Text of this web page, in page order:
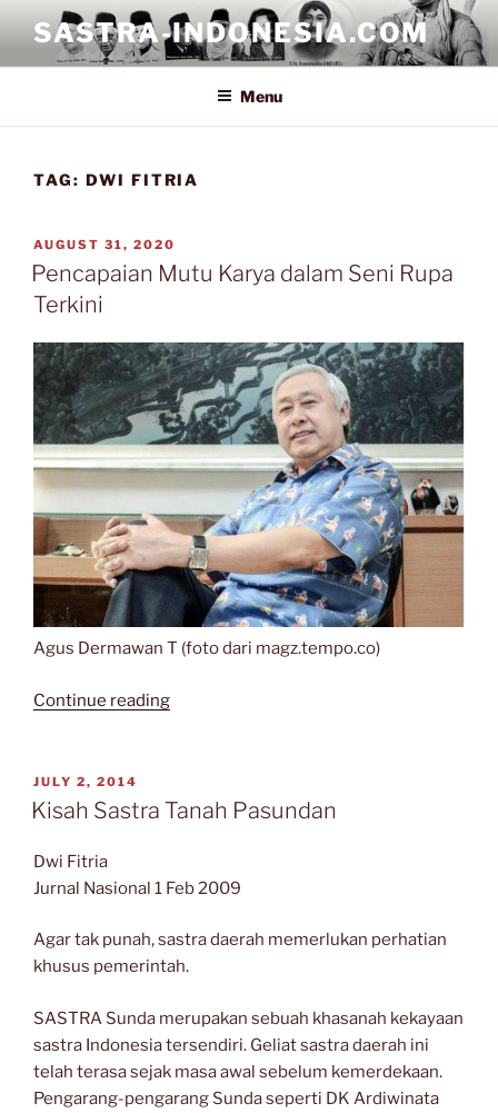
content
SASTRA-INDONESIA.COM
Menu
TAG: DWI FITRIA
POSTED
ON
AUGUST 31, 2020
Pencapaian Mutu Karya dalam Seni Rupa
Terkini
Agus Dermawan T (foto dari magz.tempo.co)
Continue reading“Pencapaian
Seni
POSTED
ON
JULY 2, 2014
Kisah Sastra Tanah Pasundan
Dwi Fitria
Jurnal Nasional 1 Feb 2009
Agar tak punah, sastra daerah memerlukan perhatian
khusus pemerintah.
SASTRA Sunda merupakan sebuah khasanah kekayaan
sastra Indonesia tersendiri. Geliat sastra daerah ini
telah terasa sejak masa awal sebelum kemerdekaan.
Pengarang-pengarang Sunda seperti DK Ardiwinata